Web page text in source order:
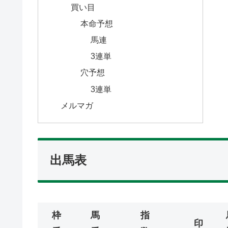
買い目
本命予想
馬連
3連単
穴予想
3連単
メルマガ
出馬表
枠
馬
指
印